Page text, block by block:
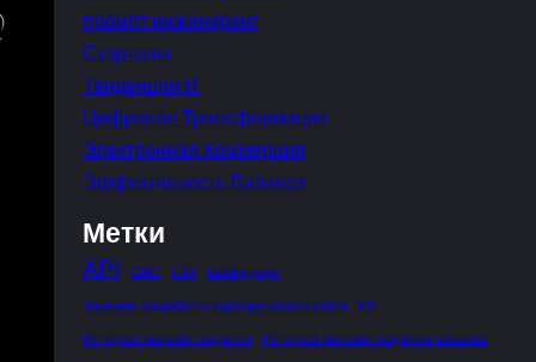
промпт инжиниринг
Стартапы
Тенденции IT
Цифровая Трансформация
Электронная Коммерция
Эффективность Бизнеса
Метки
API CMC CTA landing page
Заказать разработку корпоративного сайта ИИ
Интернет магазин под ключ Интернет магазин под ключ заказать